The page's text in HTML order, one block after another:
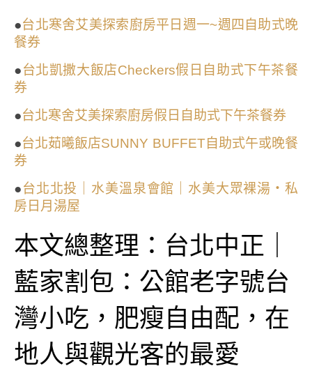
●台北寒舍艾美探索廚房平日週一~週四自助式晚
餐券
●台北凱撒大飯店Checkers假日自助式下午茶餐
券
●台北寒舍艾美探索廚房假日自助式下午茶餐券
●台北茹曦飯店SUNNY BUFFET自助式午或晚餐
券
●台北北投｜水美溫泉會館｜水美大眾裸湯・私
房日月湯屋
本文總整理：台北中正｜
藍家割包：公館老字號台
灣小吃，肥瘦自由配，在
地人與觀光客的最愛